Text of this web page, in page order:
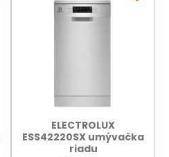
ELECTROLUX
ESS42220SX umývačka
riadu